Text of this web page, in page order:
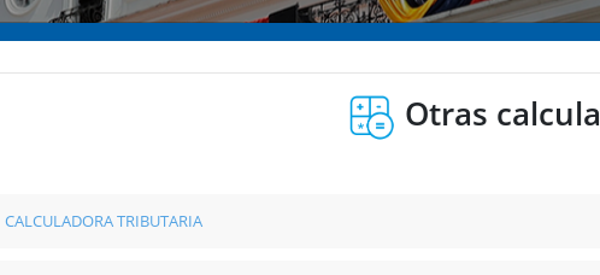
Otras
CALCULADORA TRIBUTARIA